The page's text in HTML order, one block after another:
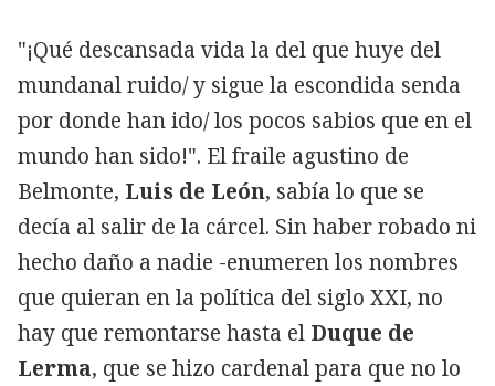
"¡Qué descansada vida la del que huye del
mundanal ruido/ y sigue la escondida senda
por donde han ido/ los pocos sabios que en el
mundo han sido!". El fraile agustino de
Belmonte, Luis de León, sabía lo que se
decía al salir de la cárcel. Sin haber robado ni
hecho daño a nadie -enumeren los nombres
que quieran en la política del siglo XXI, no
hay que remontarse hasta el Duque de
Lerma, que se hizo cardenal para que no lo